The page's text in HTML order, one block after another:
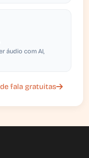
áudio com AI,
fala gratuitas